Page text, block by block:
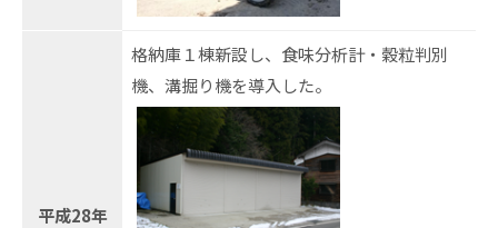
平成28年
格納庫１棟新設し、食味分析計・穀粒判別
機、溝掘り機を導入した。